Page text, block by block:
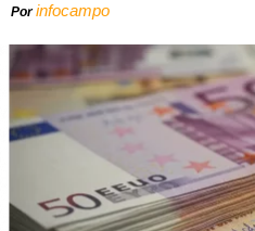
Porinfocampo